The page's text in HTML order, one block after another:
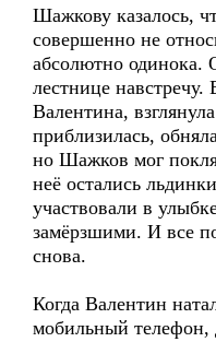
Шажкову казалось,
совершенно не
абсолютно одинока.
лестнице навстречу.
Валентина,
приблизилась,
но Шажков мог
неё остались
участвовали в
замёрзшими. И все
снова.
Когда Валентин
мобильный телефон,